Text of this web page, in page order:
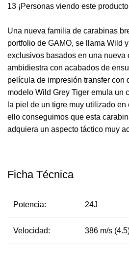
13 ¡Personas viendo este
Una nueva familia de carabinas
portfolio de GAMO, se llama Wild
exclusivos basados en una nueva
ambidiestra con acabados de
película de impresión transfer con
modelo Wild Grey Tiger emula un
la piel de un tigre muy utilizado
ello conseguimos que esta
adquiera un aspecto táctico muy
Ficha Técnica
Potencia: 24J
Velocidad: 386 m/s